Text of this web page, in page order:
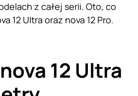
z całej serii. Oto, co
12 Ultra oraz nova 12 Pro.
12 Ultra